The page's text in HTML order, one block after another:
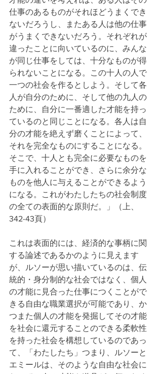
仕事のあるものがそれほどうまくでき
ないだろうし、またある人は他の仕事
がうまくできないだろう。それぞれが
違ったことに向いているのに、みんな
が同じ仕事をしては、十分なものが得
られないことになる。この十人の人で
一つの社会を作るとしよう。そして各
人が自分のために、そして他の九人の
ために、自分に一番適した才能を持っ
ているのと同じことになる。各人は自
分の才能を絶えず磨くことによって、
それを完全なものにすることになる。
そこで、十人とも完全に必要なものを
手に入れることができ、さらに余分な
ものを他人に与えることができるよう
になる。これがわたしたちの社会制度
の全ての表面的な原則だ。」（上、
342-43頁）
これは表面的には、経済的な事柄に関
する論述であるかのように見えます
が、ルソーが思い描いているのは、伝
統的・身分制的な社会ではなく、個人
の才能に見合った仕事につくことがで
きる自由な職業選択が可能であり、か
つまた個人の才能を発掘してその才能
を社会に還元することのできる柔軟性
を持った社会を構想しているのであっ
て、「わたしたち」つまり、ルソーと
エミールは、そのような自由な社会に